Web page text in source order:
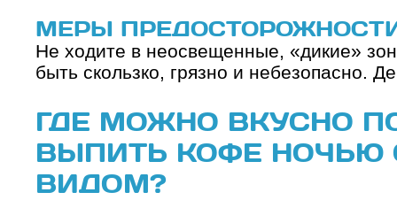
МЕРЫ
Не ходите в неосвещенные, «дикие»
быть скользко, грязно и небезопасно.
ГДЕ МОЖНО ВКУСНО
ВЫПИТЬ КОФЕ НОЧЬЮ
ВИДОМ?